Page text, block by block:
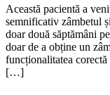
Această pacientă a
semnificativ zâmbetul
doar două săptămâni
doar de a obține un
funcționalitatea
[…]